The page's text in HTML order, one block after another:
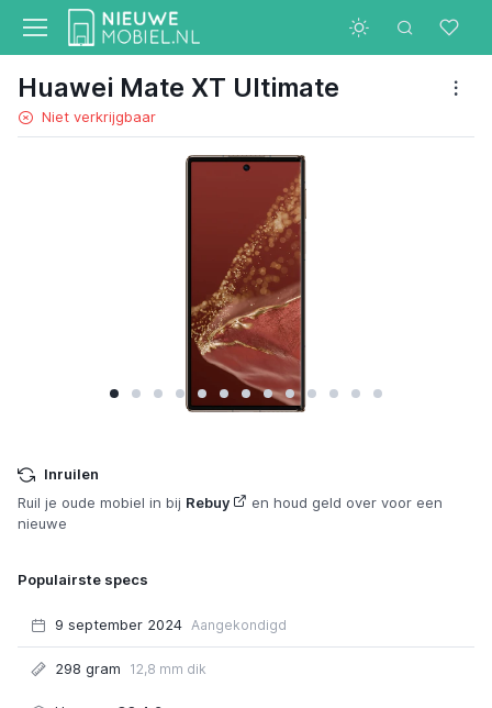
Huawei Mate XT Ultimate
Niet verkrijgbaar
Inruilen
Ruil je oude mobiel in bij Rebuy
en houd geld over voor een
nieuwe
Populairste specs
9 september 2024 Aangekondigd
298 gram 12,8 mm dik